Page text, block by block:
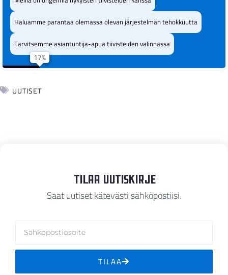
Haluamme parantaa olemassa olevan järjestelmän tehokkuutta
Tarvitsemme asiantuntija-apua tiivisteiden valinnassa
Työturvallisuuden parantaminen (pölyn leviämisen
esto)
Puhelinnumero
Yritys
Toimiala
UUTISET
Tilaa Uutiskirje
Saat uutiset kätevästi sähköpostiisi.
TILAA